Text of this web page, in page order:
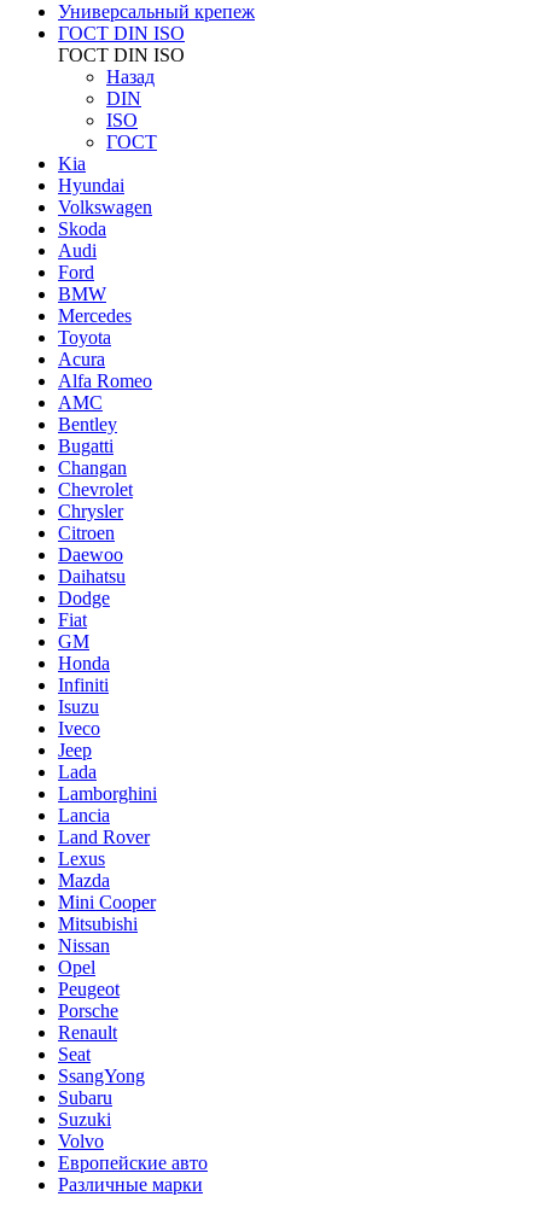
Универсальный крепеж
ГОСТ DIN ISO
ГОСТ DIN ISO
Назад
DIN
ISO
ГОСТ
Kia
Hyundai
Volkswagen
Skoda
Audi
Ford
BMW
Mercedes
Toyota
Acura
Alfa Romeo
AMC
Bentley
Bugatti
Changan
Chevrolet
Chrysler
Citroen
Daewoo
Daihatsu
Dodge
Fiat
GM
Honda
Infiniti
Isuzu
Iveco
Jeep
Lada
Lamborghini
Lancia
Land Rover
Lexus
Mazda
Mini Cooper
Mitsubishi
Nissan
Opel
Peugeot
Porsche
Renault
Seat
SsangYong
Subaru
Suzuki
Volvo
Европейские авто
Различные марки